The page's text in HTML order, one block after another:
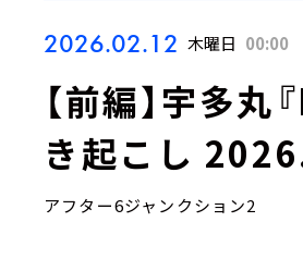
2026.02.12 木曜日 00:00
【前編】宇多丸
き起こし
アフター6ジャンクション2